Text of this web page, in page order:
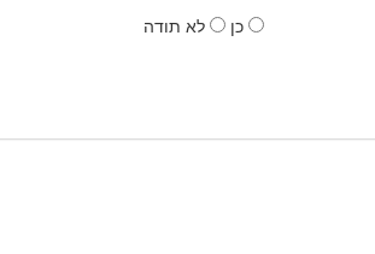
כן
לא תודה